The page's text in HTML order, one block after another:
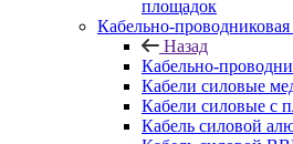
площадок
Кабельно-
Назад
Кабельно-
Кабели силовые
Кабели силовые с
Кабель силовой